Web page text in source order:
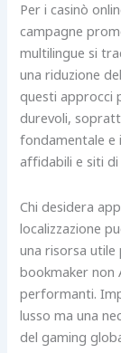
Per i casinò
campagne
multilingue si
una riduzione
questi approcci
durevoli,
fondamentale e
affidabili e siti di
Chi desidera
localizzazione
una risorsa
bookmaker non
performanti.
lusso ma una
del gaming